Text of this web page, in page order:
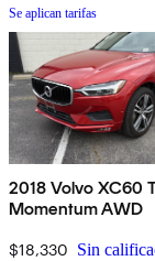
Se aplican tarifas
2018 Volvo XC60
Momentum AWD
$18,330 Sin